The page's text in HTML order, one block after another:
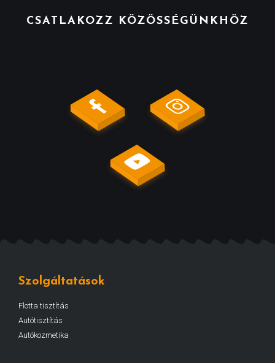
CSATLAKOZZ KÖZÖSSÉGÜNKHÖZ
Szolgáltatások
Flotta tisztítás
Autótisztítás
Autókozmetika